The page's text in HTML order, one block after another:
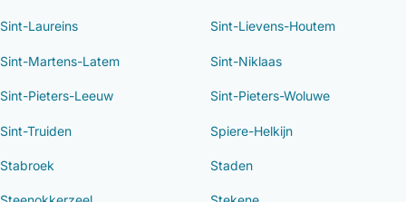
Sint-Laureins Sint-Lievens-Houtem
Sint-Martens-Latem Sint-Niklaas
Sint-Pieters-Leeuw Sint-Pieters-Woluwe
Sint-Truiden Spiere-Helkijn
Stabroek Staden